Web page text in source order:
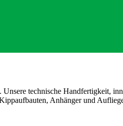
technische Handfertigkeit,
Anhänger und